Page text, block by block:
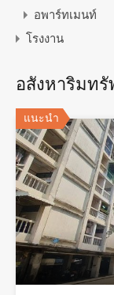
อพาร์ทเมนท์
โรงงาน
อสังหาริมท
แนะนำ